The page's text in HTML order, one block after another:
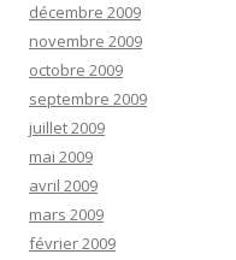
décembre 2009
novembre 2009
octobre 2009
septembre 2009
juillet 2009
mai 2009
avril 2009
mars 2009
février 2009